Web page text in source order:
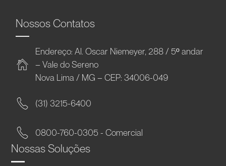
Nossos Contatos
Endereço: Al. Oscar Niemeyer, 288 / 5º andar
– Vale do Sereno
Nova Lima / MG – CEP: 34006-049
(31) 3215-6400
0800-760-0305 - Comercial
Nossas Soluções